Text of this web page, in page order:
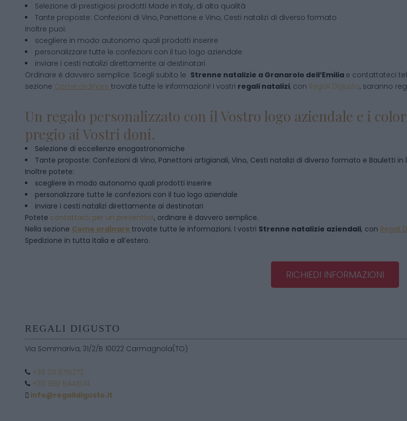
Selezione di prestigiosi prodotti Made in Italy, di alta qualità
Tante proposte: Confezioni di Vino, Panettone e Vino, Cesti natalizi di diverso formato
Inoltre puoi:
scegliere in modo autonomo quali prodotti inserire
personalizzare tutte le confezioni con il tuo logo aziendale
inviare i cesti natalizi direttamente ai destinatari
Ordinare è davvero semplice. Scegli subito le Strenne natalizie a Granarolo dell’Emilia e contattateci
sezione Come ordinare trovate tutte le informazioni! I vostri regali natalizi, con Regali Digusto, saranno
Un regalo personalizzato con il Vostro logo aziendale e i
pregio ai Vostri doni.
Selezione di eccellenze enogastronomiche
Tante proposte: Confezioni di Vino, Panettoni artigianali, Vino, Cesti natalizi di diverso formato e Bauletti in
Inoltre potete:
scegliere in modo autonomo quali prodotti inserire
personalizzare tutte le confezioni con il tuo logo aziendale
inviare i cesti natalizi direttamente ai destinatari
Potete contattarci per un preventivo, ordinare è davvero semplice.
Nella sezione Come ordinare trovate tutte le informazioni. I vostri Strenne natalizie aziendali, con Regali
Spedizione in tutta Italia e all’estero.
RICHIEDI INFORMAZIONI
REGALI DIGUSTO
Via Sommariva, 31/2/B 10022 Carmagnola(TO)
+39 011 9715272
+39 380 6441674
info@regalidigusto.it